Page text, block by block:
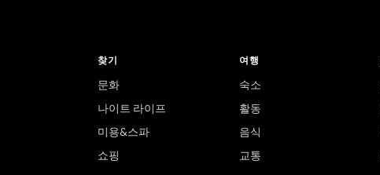
찾기
문화
나이트 라이프
미용&스파
쇼핑
여행
숙소
활동
음식
교통